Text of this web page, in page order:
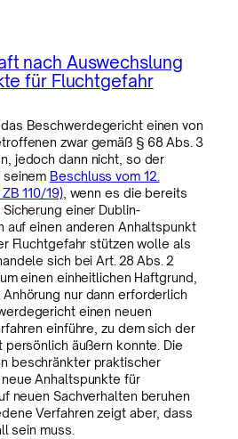
nach Auswechslung
für Fluchtgefahr
Beschwerdegericht einen von
zwar gemäß § 68 Abs. 3
jedoch dann nicht, so der
Beschluss vom 12.
110/19), wenn es die bereits
einer Dublin-
auf einen anderen Anhaltspunkt
Fluchtgefahr stützen wolle als
sich bei Art. 28 Abs. 2
einen einheitlichen Haftgrund,
nur dann erforderlich
einen neuen
einführe, zu dem sich der
äußern konnte. Die
beschränkter praktischer
Anhaltspunkte für
neuen Sachverhalten beruhen
Verfahren zeigt aber, dass
sein muss.